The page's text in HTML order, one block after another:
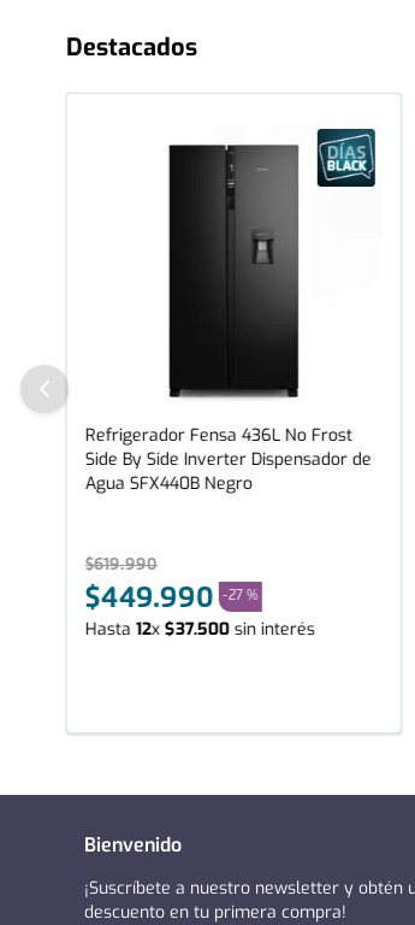
Destacados
Refrigerador Fensa 436L No Frost
Side By Side Inverter Dispensador de
Agua SFX440B Negro
$619.990
$449.990 -27 %
Hasta 12x $37.500sin interés
Bienvenido
¡Suscríbete a nuestro newsletter y obtén
descuento en tu primera compra!